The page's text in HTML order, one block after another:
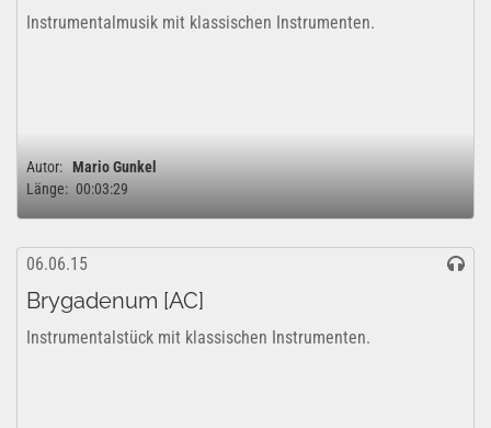
Instrumentalmusik mit klassischen Instrumenten.
Autor: Mario Gunkel
Länge: 00:03:29
06.06.15
Brygadenum [AC]
Instrumentalstück mit klassischen Instrumenten.